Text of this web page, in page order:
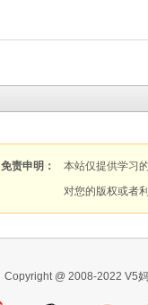
免责申明：
本站仅提供学习
对您的版权或者
Copyright @ 2008-2022 V5